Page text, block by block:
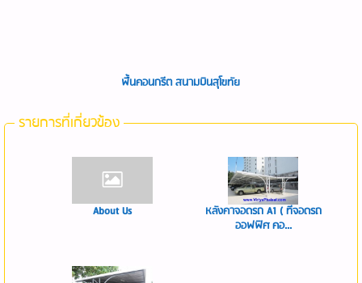
พื้นคอนกรีต สนามบินสุโขทัย
รายการที่เกี่ยวข้อง
About Us
หลังคาจอดรถ A1 ( ที่จอดรถ
ออฟฟิศ คอ...